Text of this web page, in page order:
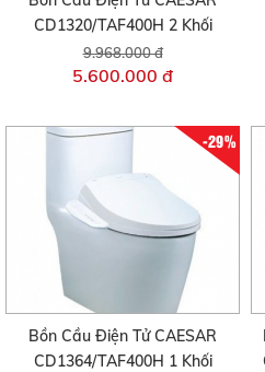
CD1320/TAF400H 2 Khối
9.968.000 đ
5.600.000 đ
-29%
Bồn Cầu Điện Tử CAESAR
CD1364/TAF400H 1 Khối